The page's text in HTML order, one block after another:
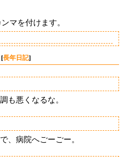
マを付けます。
[長年日記]
も悪くなるな。
、病院へごーごー。